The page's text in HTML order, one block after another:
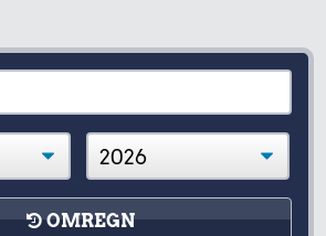
OMREGN